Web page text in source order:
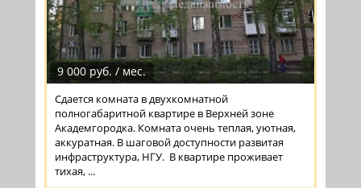
9 000 руб. / мес.
Сдается комната в двухкомнатной
полногабаритной квартире в Верхней зоне
Академгородка. Комната очень теплая, уютная,
аккуратная. В шаговой доступности развитая
инфраструктура, НГУ. В квартире проживает
тихая, ...